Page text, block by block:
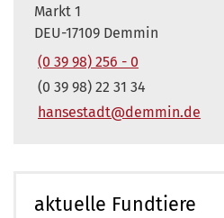
Markt 1
DEU-17109 Demmin
(0 39 98) 256 - 0
(0 39 98) 22 31 34
hansestadt@demmin.de
aktuelle Fundtiere